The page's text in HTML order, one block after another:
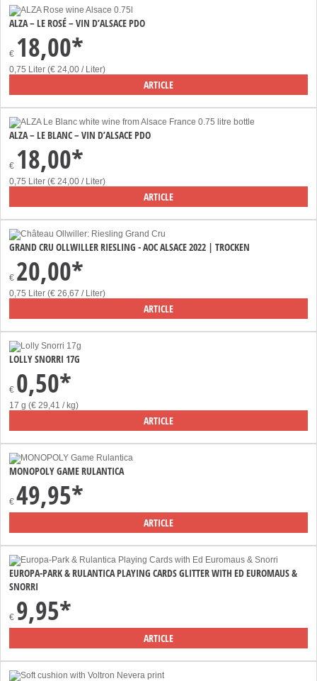
ALZA – LE ROSÉ – VIN D’ALSACE PDO
€ 18,00*
0,75 Liter (€ 24,00 / Liter)
ARTICLE
ALZA – LE BLANC – VIN D’ALSACE PDO
€ 18,00*
0,75 Liter (€ 24,00 / Liter)
ARTICLE
GRAND CRU OLLWILLER RIESLING - AOC ALSACE 2022 | TROCKEN
€ 20,00*
0,75 Liter (€ 26,67 / Liter)
ARTICLE
LOLLY SNORRI 17G
€ 0,50*
17 g (€ 29,41 / kg)
ARTICLE
MONOPOLY GAME RULANTICA
€ 49,95*
ARTICLE
EUROPA-PARK & RULANTICA PLAYING CARDS GLITTER WITH ED EUROMAUS &
SNORRI
€ 9,95*
ARTICLE